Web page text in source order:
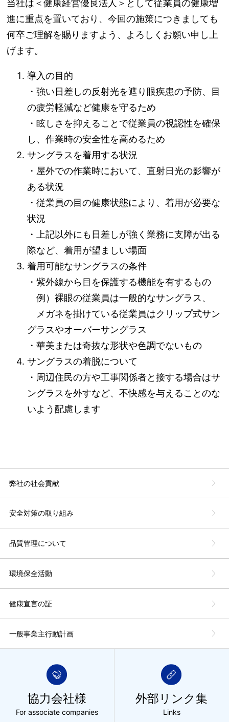
当社は＜健康経営優良法人＞として従業員の健康増
進に重点を置いており、今回の施策につきましても
何卒ご理解を賜りますよう、よろしくお願い申し上
げます。
導入の目的
・強い日差しの反射光を遮り眼疾患の予防、目
の疲労軽減など健康を守るため
・眩しさを抑えることで従業員の視認性を確保
し、作業時の安全性を高めるため
サングラスを着用する状況
・屋外での作業時において、直射日光の影響が
ある状況
・従業員の目の健康状態により、着用が必要な
状況
・上記以外にも日差しが強く業務に支障が出る
際など、着用が望ましい場面
着用可能なサングラスの条件
・紫外線から目を保護する機能を有するもの
例）裸眼の従業員は一般的なサングラス、
メガネを掛けている従業員はクリップ式サン
グラスやオーバーサングラス
・華美または奇抜な形状や色調でないもの
サングラスの着脱について
・周辺住民の方や工事関係者と接する場合はサ
ングラスを外すなど、不快感を与えることのな
いよう配慮します
弊社の社会貢献
安全対策の取り組み
品質管理について
環境保全活動
健康宣言の証
一般事業主行動計画
協力会社様
For associate companies
外部リンク集
Links